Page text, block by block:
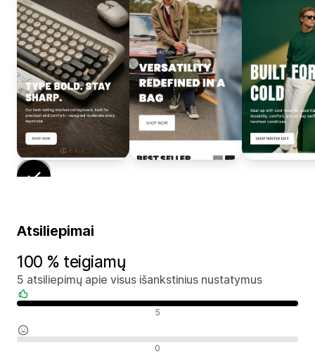
Atsiliepimai
100 % teigiamų
5 atsiliepimų apie visus išankstinius nustatymus
5
0